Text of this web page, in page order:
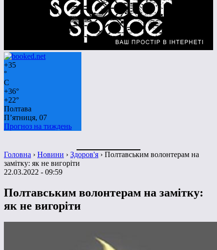
+35
°
C
+36°
+22°
Полтава
П’ятниця, 07
Прогноз на тиждень
Головна › Новини › Здоров'я › Полтавським волонтерам на
замітку: як не вигоріти
22.03.2022 - 09:59
Полтавським волонтерам на замітку:
як не вигоріти